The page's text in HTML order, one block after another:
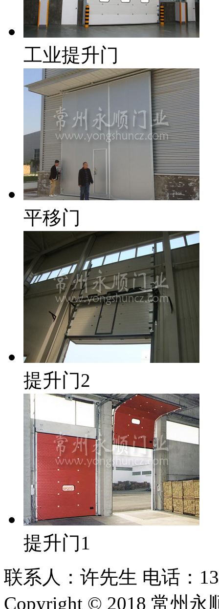
工业提升门
平移门
提升门2
提升门1
联系人：许先生 电话：
Copyright © 2018 常州